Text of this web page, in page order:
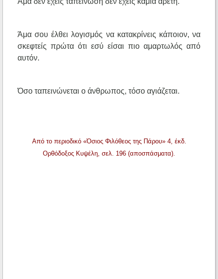
Άμα σου έλθει λογισμός να κατακρίνεις κάποιον, να
σκεφτείς πρώτα ότι εσύ είσαι πιο αμαρτωλός από
αυτόν.
Όσο ταπεινώνεται ο άνθρωπος, τόσο αγιάζεται.
Από το περιοδικό «Όσιος Φιλόθεος της Πάρου» 4, έκδ.
Ορθόδοξος Κυψέλη, σελ. 196 (αποσπάσματα).